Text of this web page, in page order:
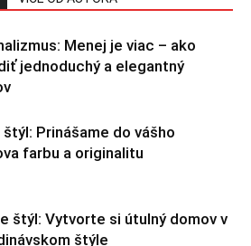
Menej je viac – ako
jednoduchý a elegantný
štýl: Prinášame do vášho
farbu a originalitu
štýl: Vytvorte si útulný domov v
štýle